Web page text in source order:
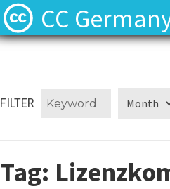
CC
⬈
⬈
FILTER
Tag: